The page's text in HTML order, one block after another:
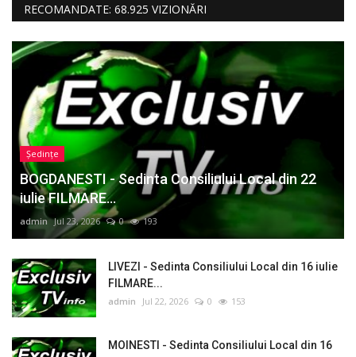
RECOMANDATE: 68.925 VIZIONĂRI
Ședințe
BOGDANESTI - Sedinta Consiliului Local din 22
iulie FILMARE...
admin Jul 23, 2026 0 193
LIVEZI - Sedinta Consiliului Local din 16 iulie
FILMARE...
admin Jul 22, 2026 0 153
MOINESTI - Sedinta Consiliului Local din 16